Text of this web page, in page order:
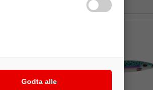
Veil. 99,00
Godta alle